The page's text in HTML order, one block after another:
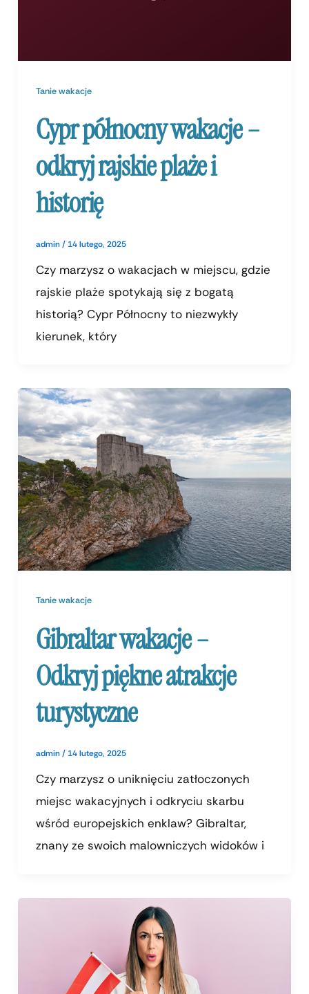
Tanie wakacje
Cypr północny wakacje –
odkryj rajskie plaże i
historię
admin/ 14 lutego, 2025
Czy marzysz o wakacjach w miejscu, gdzie
rajskie plaże spotykają się z bogatą
historią? Cypr Północny to niezwykły
kierunek, który
Tanie wakacje
Gibraltar wakacje –
Odkryj piękne atrakcje
turystyczne
admin/ 14 lutego, 2025
Czy marzysz o uniknięciu zatłoczonych
miejsc wakacyjnych i odkryciu skarbu
wśród europejskich enklaw? Gibraltar,
znany ze swoich malowniczych widoków i